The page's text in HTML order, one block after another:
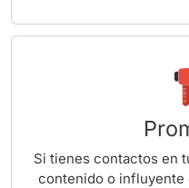
Si tienes contactos en
contenido o influyente